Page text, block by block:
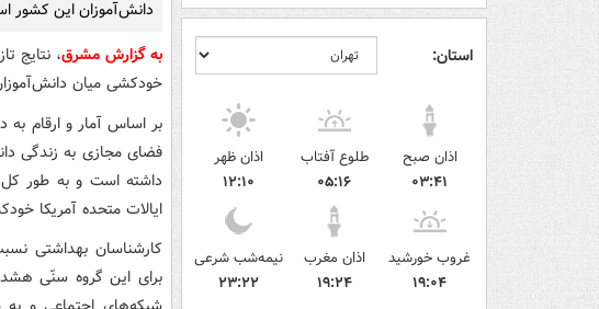
استان:
اذان صبح
۰۳:۴۱
طلوع آفتاب
۰۵:۱۶
اذان ظهر
۱۲:۱۰
غروب خورشید
۱۹:۰۴
اذان مغرب
۱۹:۲۴
نیمه‌شب شرعی
۲۳:۲۲
دانش‌آموزان این کشور
به گزارش مشرق، نتایج
خودکشی میان
فضای مجازی به زندگی
داشته است و به طور کل
ایالات متحده آمریکا
کارشناسان بهداشتی
برای این گروه سنّی